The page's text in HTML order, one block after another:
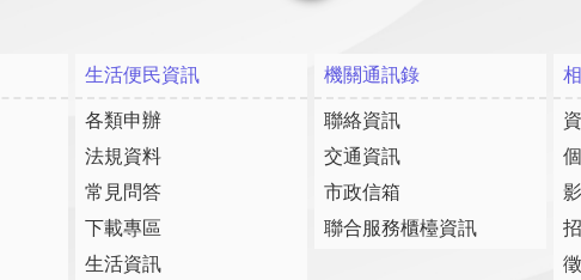
生活便民資訊
各類申辦
法規資料
常見問答
下載專區
生活資訊
機關通訊錄
聯絡資訊
交通資訊
市政信箱
聯合服務櫃檯資訊